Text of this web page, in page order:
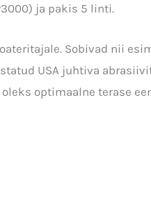
ja pakis 5 linti.
Sobivad nii
USA juhtiva
optimaalne terase